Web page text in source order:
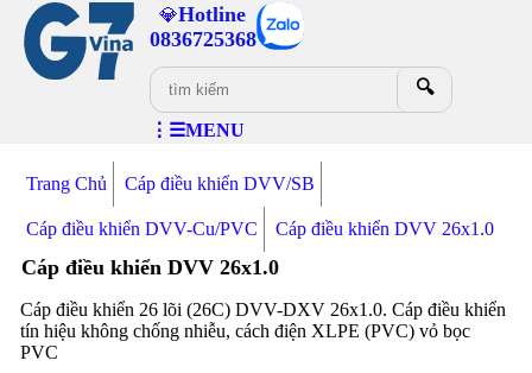
💎Hotline
0836725368
🔍
⋮☰MENU
Trang Chủ Cáp điều khiển DVV/SB
Cáp điều khiển DVV-Cu/PVC Cáp điều khiển DVV 26x1.0
Cáp điều khiển DVV 26x1.0
Cáp điều khiển 26 lõi (26C) DVV-DXV 26x1.0. Cáp điều khiển
tín hiệu không chống nhiễu, cách điện XLPE (PVC) vỏ bọc
PVC